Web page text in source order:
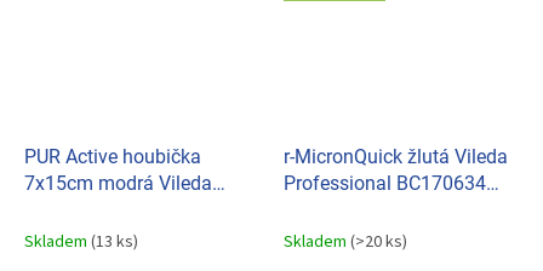
PUR Active houbička
7x15cm modrá Vileda
BC123114
Skladem (13 ks)
r-MicronQuick žlutá Vileda
Professional BC170634
Skladem (>20 ks)